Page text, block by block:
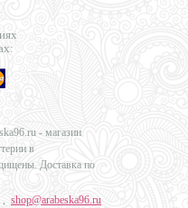
- магазин
в
Доставка по
, shop@arabeska96.ru